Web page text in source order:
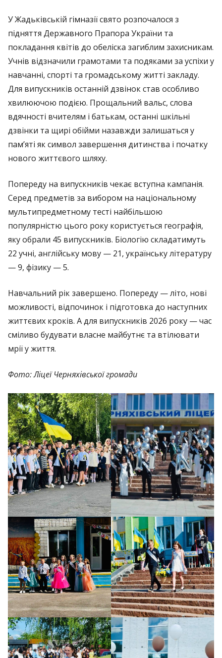
У Жадьківській гімназії свято розпочалося з
підняття Державного Прапора України та
покладання квітів до обеліска загиблим захисникам.
Учнів відзначили грамотами та подяками за успіхи у
навчанні, спорті та громадському житті закладу.
Для випускників останній дзвінок став особливо
хвилюючою подією. Прощальний вальс, слова
вдячності вчителям і батькам, останні шкільні
дзвінки та щирі обійми назавжди залишаться у
пам’яті як символ завершення дитинства і початку
нового життєвого шляху.
Попереду на випускників чекає вступна кампанія.
Серед предметів за вибором на національному
мультипредметному тесті найбільшою
популярністю цього року користується географія,
яку обрали 45 випускників. Біологію складатимуть
22 учні, англійську мову — 21, українську літературу
— 9, фізику — 5.
Навчальний рік завершено. Попереду — літо, нові
можливості, відпочинок і підготовка до наступних
життєвих кроків. А для випускників 2026 року — час
сміливо будувати власне майбутнє та втілювати
мрії у життя.
Фото: Ліцеї Черняхівської громади